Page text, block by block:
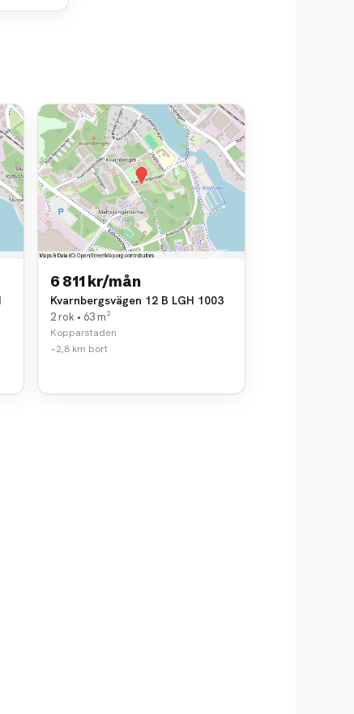
6 811 kr/mån
Kvarnbergsvägen 12 B LGH 1003
2 rok • 63 m²
Kopparstaden
~2,8 km bort